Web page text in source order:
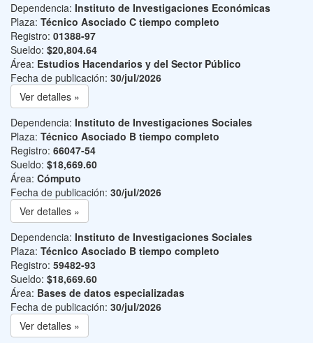
Dependencia: Instituto de Investigaciones Económicas
Plaza: Técnico Asociado C tiempo completo
Registro: 01388-97
Sueldo: $20,804.64
Área: Estudios Hacendarios y del Sector Público
Fecha de publicación: 30/jul/2026
Ver detalles »
Dependencia: Instituto de Investigaciones Sociales
Plaza: Técnico Asociado B tiempo completo
Registro: 66047-54
Sueldo: $18,669.60
Área: Cómputo
Fecha de publicación: 30/jul/2026
Ver detalles »
Dependencia: Instituto de Investigaciones Sociales
Plaza: Técnico Asociado B tiempo completo
Registro: 59482-93
Sueldo: $18,669.60
Área: Bases de datos especializadas
Fecha de publicación: 30/jul/2026
Ver detalles »